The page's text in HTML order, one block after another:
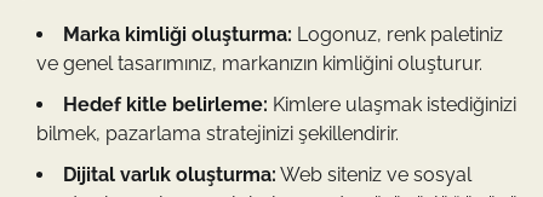
Marka kimliği oluşturma: Logonuz, renk paletiniz
ve genel tasarımınız, markanızın kimliğini oluşturur.
Hedef kitle belirleme: Kimlere ulaşmak istediğinizi
bilmek, pazarlama stratejinizi şekillendirir.
Dijital varlık oluşturma: Web siteniz ve sosyal